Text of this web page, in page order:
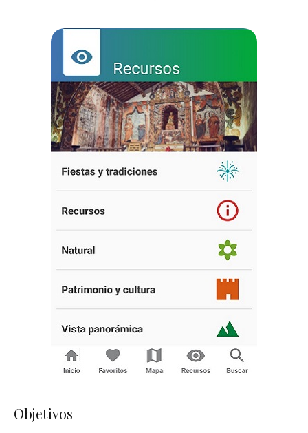
Objetivos